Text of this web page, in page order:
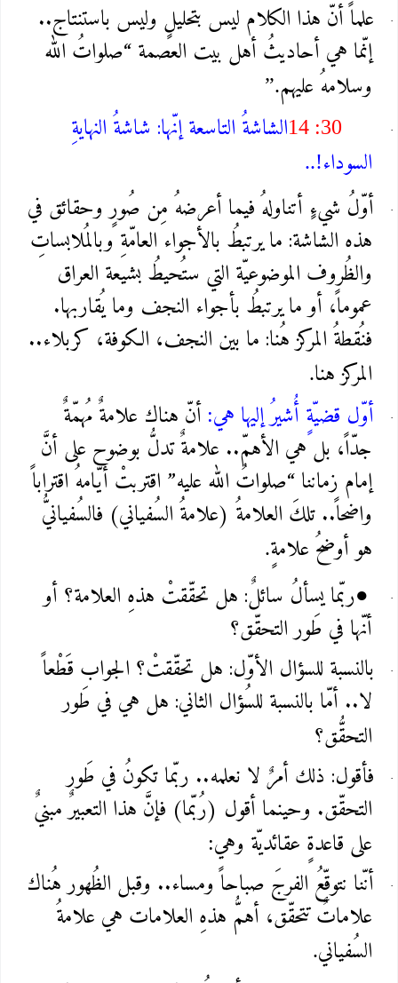
علماً أنّ هذا الكلام ليس بتحليلٍ وليس باستنتاج..
إنّما هي أحاديثُ أهل بيت العصمة “صلواتُ الله
وسلامهُ عليهم”.
14 :30الشاشةُ التاسعة إنّها: شاشةُ النهايةِ
السوداء..!
أوّلُ شيءٍ أتناولهُ فيما أعرضهُ مِن صُورٍ وحقائق في
هذه الشاشة: ما يرتبطُ بالأجواء العامّةِ وبالمُلابساتِ
والظُروف الموضوعيّة التي ستُحيطُ بشيعة العراق
عموماً، أو ما يرتبطُ بأجواء النجف وما يُقاربها.
فنُقطةُ المركز هُنا: ما بين النجف، الكوفة، كربلاء..
المركز هنا.
أوّل قضيّةٍ أُشيرُ إليها هي: أنّ هناك علامةٌ مُهمّةٌ
جدّاً، بل هي الأهمّ.. علامةٌ تدلُّ بوضوح على أنَّ
إمام زماننا “صلواتُ الله عليه” اقتربتْ أيّامهُ اقتراباً
واضحاً.. تلكَ العلامةُ (علامةُ السُفياني) فالسُفيانيُّ
هو أوضحُ علامةٍ.
●ربّما يسألُ سائلٌ: هل تحقّقتْ هذهِ العلامة؟ أو
أنّها في طَور التحقّق؟
بالنسبة للسؤال الأوّل: هل تحقّقتْ؟ الجواب قَطْعاً
لا.. أمّا بالنسبة للسُؤال الثاني: هل هي في طَور
التحقُّق؟
فأقول: ذلك أمرٌ لا نعلمه.. ربّما تكونُ في طَور
التحقّق. وحينما أقول (رُبّما) فإنَّ هذا التعبيرٌ مبنيٌ
على قاعدةٍ عقائديّة وهي:
أنّنا نتوقّعُ الفرجَ صباحاً ومساء.. وقبل الظُهور هُناك
علاماتٌ تتحقّق، أهمُّ هذهِ العلامات هي علامةُ
السُفياني.